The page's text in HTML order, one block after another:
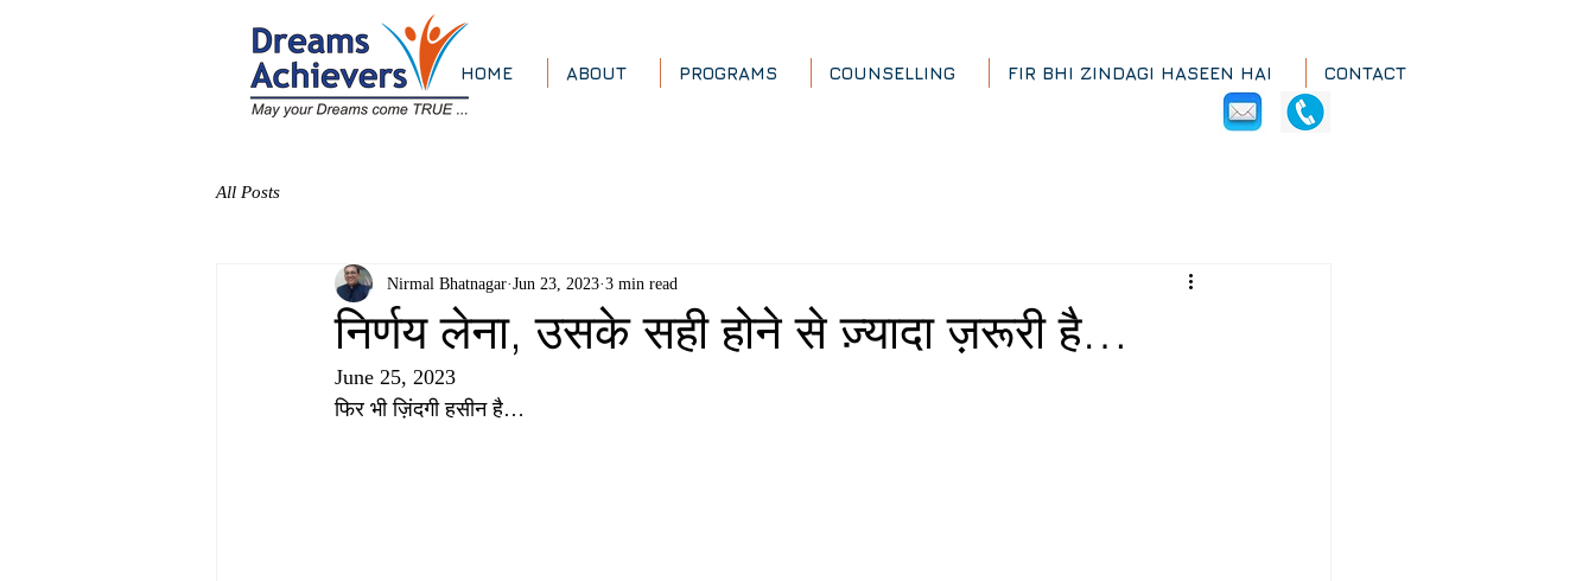
HOME ABOUT PROGRAMS COUNSELLING FIR BHI ZINDAGI HASEEN HAI CONTACT
All Posts
निर्णय लेना, उसके सही होने से ज़्यादा ज़रूरी है…
Nirmal Bhatnagar Jun 23, 2023 3 min read
June 25, 2023
फिर भी ज़िंदगी हसीन है…